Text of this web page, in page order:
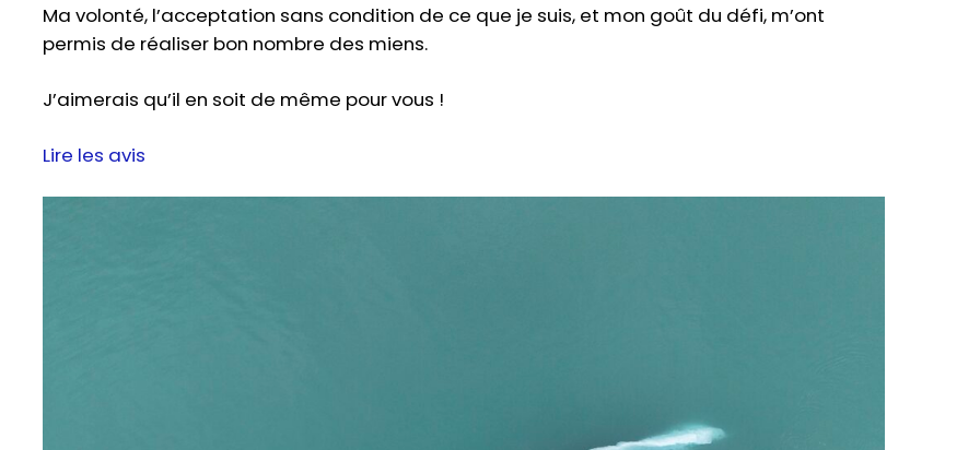
Ma volonté, l’acceptation sans condition de ce que je suis, et mon goût du défi, m’ont
permis de réaliser bon nombre des miens.
J’aimerais qu’il en soit de même pour vous !
Lire les avis